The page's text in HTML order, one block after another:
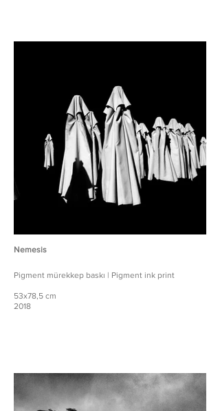
Nemesis
Pigment mürekkep baskı | Pigment ink print
53x78,5 cm
2018